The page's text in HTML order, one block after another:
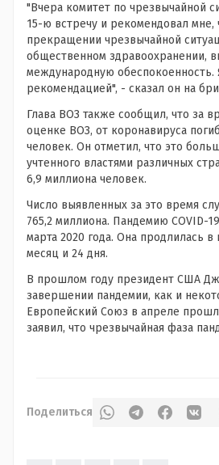
"Вчера комитет по чрезвычайной
15-ю встречу и рекомендовал мне,
прекращении чрезвычайной
общественном здравоохранении,
международную обеспокоенность.
рекомендацией", - сказал он на
Глава ВОЗ также сообщил, что за
оценке ВОЗ, от коронавируса
человек. Он отметил, что это
учтенного властями различных
6,9 миллиона человек.
Число выявленных за это время
765,2 миллиона. Пандемию COVID-
марта 2020 года. Она продлилась в
месяц и 24 дня.
В прошлом году президент США
завершении пандемии, как и
Европейский Союз в апреле
заявил, что чрезвычайная фаза
Поделиться